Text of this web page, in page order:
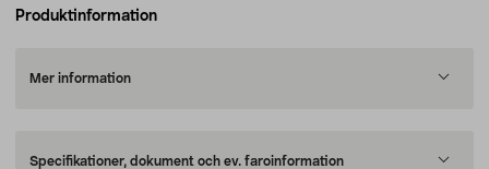
Produktinformation
Mer information
Specifikationer, dokument och ev. faroinformation